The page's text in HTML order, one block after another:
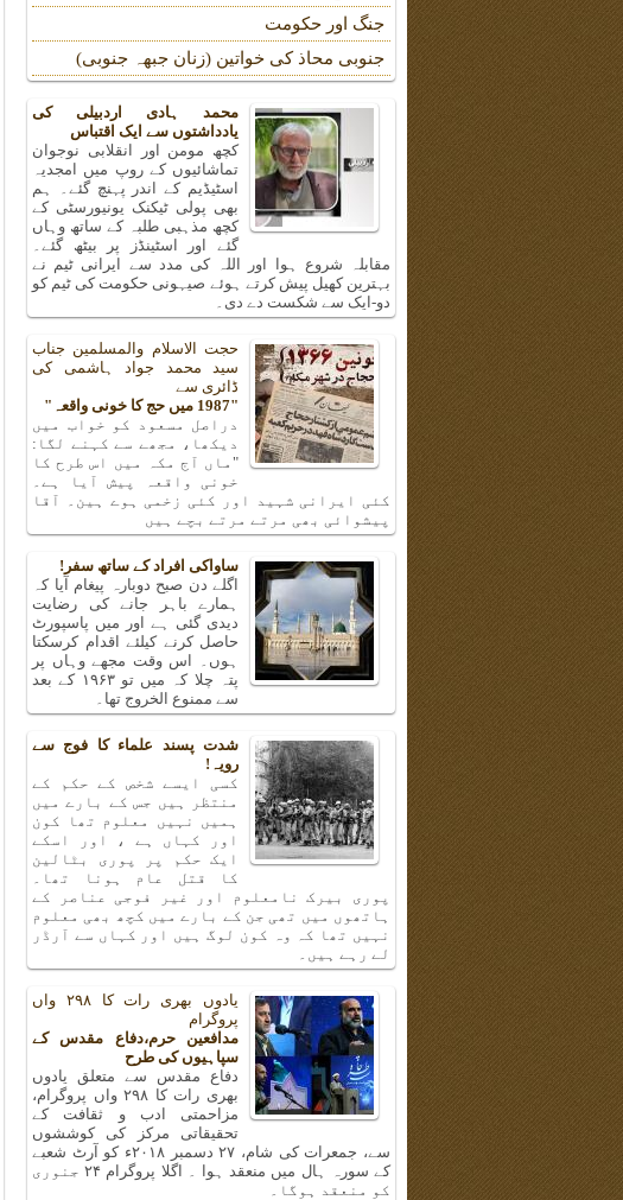
جنگ اور حکومت
جنوبی محاذ کی خواتین (زنان جبهہ جنوبی)
محمد ہادی اردبیلی کی
یادداشتوں سے ایک اقتباس
کچھ مومن اور انقلابی نوجوان
تماشائیوں کے روپ میں امجدیہ
اسٹیڈیم کے اندر پہنچ گئے۔ ہم
بھی پولی ٹیکنک یونیورسٹی کے
کچھ مذہبی طلبہ کے ساتھ وہاں
گئے اور اسٹینڈز پر بیٹھ گئے۔
مقابلہ شروع ہوا اور اللہ کی مدد سے ایرانی ٹیم نے
بہترین کھیل پیش کرتے ہوئے صیہونی حکومت کی ٹیم کو
دو-ایک سے شکست دے دی۔
حجت الاسلام والمسلمین جناب
سید محمد جواد ہاشمی کی
ڈائری سے
"1987 میں حج کا خونی واقعہ"
دراصل مسعود کو خواب میں
دیکھا، مجھے سے کہنے لگا:
"ماں آج مکہ میں اس طرح کا
خونی واقعہ پیش آیا ہے۔
کئی ایرانی شہید اور کئی زخمی ہوے ہین۔ آقا
پیشوائی بھی مرتے مرتے بچے ہیں
ساواکی افراد کے ساتھ سفر!
اگلے دن صبح دوبارہ پیغام آیا کہ
ہمارے باہر جانے کی رضایت
دیدی گئی ہے اور میں پاسپورٹ
حاصل کرنے کیلئے اقدام کرسکتا
ہوں۔ اس وقت مجھے وہاں پر
پتہ چلا کہ میں تو ۱۹۶۳ کے بعد
سے ممنوع الخروج تھا۔
شدت پسند علماء کا فوج سے
رویہ!
کسی ایسے شخص کے حکم کے
منتظر ہیں جس کے بارے میں
ہمیں نہیں معلوم تھا کون
اور کہاں ہے ، اور اسکے
ایک حکم پر پوری بٹالین
کا قتل عام ہونا تھا۔
پوری بیرک نامعلوم اور غیر فوجی عناصر کے
ہاتھوں میں تھی جن کے بارے میں کچھ بھی معلوم
نہیں تھا کہ وہ کون لوگ ہیں اور کہاں سے آرڈر
لے رہے ہیں۔
یادوں بھری رات کا ۲۹۸ واں
پروگرام
مدافعین حرم،دفاع مقدس کے
سپاہیوں کی طرح
دفاع مقدس سے متعلق یادوں
بھری رات کا ۲۹۸ واں پروگرام،
مزاحمتی ادب و ثقافت کے
تحقیقاتی مرکز کی کوششوں
سے، جمعرات کی شام، ۲۷ دسمبر ۲۰۱۸ء کو آرٹ شعبے
کے سورہ ہال میں منعقد ہوا ۔ اگلا پروگرام ۲۴ جنوری
کو منعقد ہوگا۔